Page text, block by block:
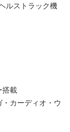
ルストラック機
搭載
カーディオ・ウ